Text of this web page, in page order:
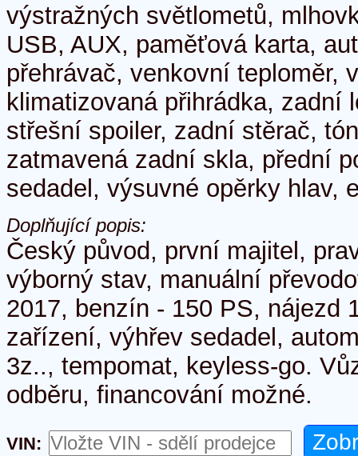
výstražných světlometů,
USB, AUX, paměťová karta,
přehrávač, venkovní teploměr,
klimatizovaná přihrádka, zadní
střešní spoiler, zadní stěrač,
zatmavená zadní skla, přední
sedadel, výsuvné opěrky hlav,
Doplňující popis:
Český původ, první majitel,
výborný stav, manuální
2017, benzín - 150 PS, nájezd
zařízení, výhřev sedadel,
3z.., tempomat, keyless-go.
odběru, financování možné.
VIN: